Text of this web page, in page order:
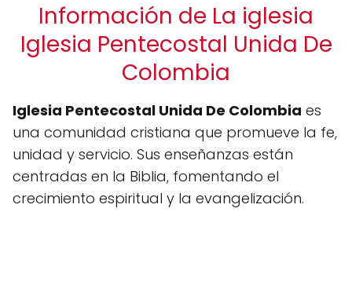
Información de La iglesia
Iglesia Pentecostal Unida De
Colombia
Iglesia Pentecostal Unida De Colombia es
una comunidad cristiana que promueve la fe,
unidad y servicio. Sus enseñanzas están
centradas en la Biblia, fomentando el
crecimiento espiritual y la evangelización.